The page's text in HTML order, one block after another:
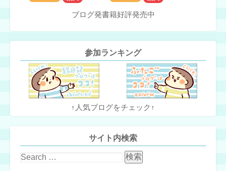
ブログ発書籍好評発売中
参加ランキング
↑人気ブログをチェック↑
サイト内検索